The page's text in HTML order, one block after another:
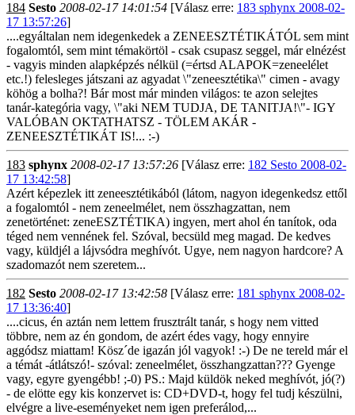
184 Sesto 2008-02-17 14:01:54 [Válasz erre: 183 sphynx 2008-02-
17 13:57:26]
....egyáltalan nem idegenkedek a ZENEESZTÉTIKÁTÓL sem mint
fogalomtól, sem mint témakörtöl - csak csupasz seggel, már elnézést
- vagyis minden alapképzés nélkül (=értsd ALAPOK=zeneelélet
etc.!) felesleges játszani az agyadat \"zeneesztétika\" cimen - avagy
köhög a bolha?! Bár most már minden világos: te azon selejtes
tanár-kategória vagy, \"aki NEM TUDJA, DE TANITJA!\"- IGY
VALÓBAN OKTATHATSZ - TÖLEM AKÁR -
ZENEESZTÉTIKÁT IS!... :-)
183 sphynx 2008-02-17 13:57:26 [Válasz erre: 182 Sesto 2008-02-
17 13:42:58]
Azért képezlek itt zeneesztétikából (látom, nagyon idegenkedsz ettől
a fogalomtól - nem zeneelmélet, nem összhagzattan, nem
zenetörténet: zeneESZTÉTIKA) ingyen, mert ahol én tanítok, oda
téged nem vennének fel. Szóval, becsüld meg magad. De kedves
vagy, küldjél a lájvsódra meghívót. Ugye, nem nagyon hardcore? A
szadomazót nem szeretem...
182 Sesto 2008-02-17 13:42:58 [Válasz erre: 181 sphynx 2008-02-
17 13:36:40]
....cicus, én aztán nem lettem frusztrált tanár, s hogy nem vitted
többre, nem az én gondom, de azért édes vagy, hogy ennyire
aggódsz miattam! Kösz´de igazán jól vagyok! :-) De ne tereld már el
a témát -átlátszó!- szóval: zeneelmélet, összhangzattan??? Gyenge
vagy, egyre gyengébb! ;-0) PS.: Majd küldök neked meghívót, jó(?)
- de elötte egy kis konzervet is: CD+DVD-t, hogy fel tudj készülni,
elvégre a live-eseményeket nem igen preferálod,...